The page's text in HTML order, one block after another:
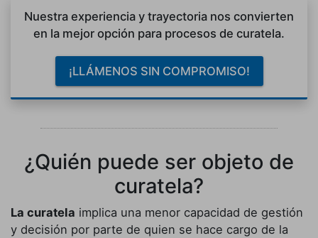
Nuestra experiencia y trayectoria nos convierten
en la mejor opción para procesos de curatela.
¡LLÁMENOS SIN COMPROMISO!
¿Quién puede ser objeto de
curatela?
La curatela implica una menor capacidad de gestión
y decisión por parte de quien se hace cargo de la